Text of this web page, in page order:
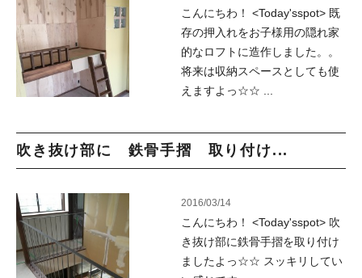
こんにちわ！ <Today'sspot> 既
存の押入れをお子様用の隠れ家
的なロフトに造作しました。。
将来は収納スペースとしても使
えますよっ☆☆ ...
吹き抜け部に 鉄骨手摺 取り付け...
2016/03/14
こんにちわ！ <Today'sspot> 吹
き抜け部に鉄骨手摺を取り付け
ましたよっ☆☆ スッキリしてい